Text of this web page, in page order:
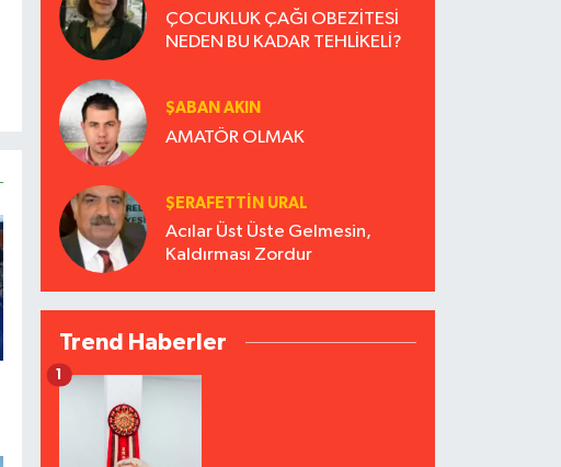
ÇOCUKLUK ÇAĞI OBEZİTESİ
NEDEN BU KADAR TEHLİKELİ?
ŞABAN AKIN
AMATÖR OLMAK
ŞERAFETTIN URAL
Acılar Üst Üste Gelmesin,
Kaldırması Zordur
Trend Haberler
1